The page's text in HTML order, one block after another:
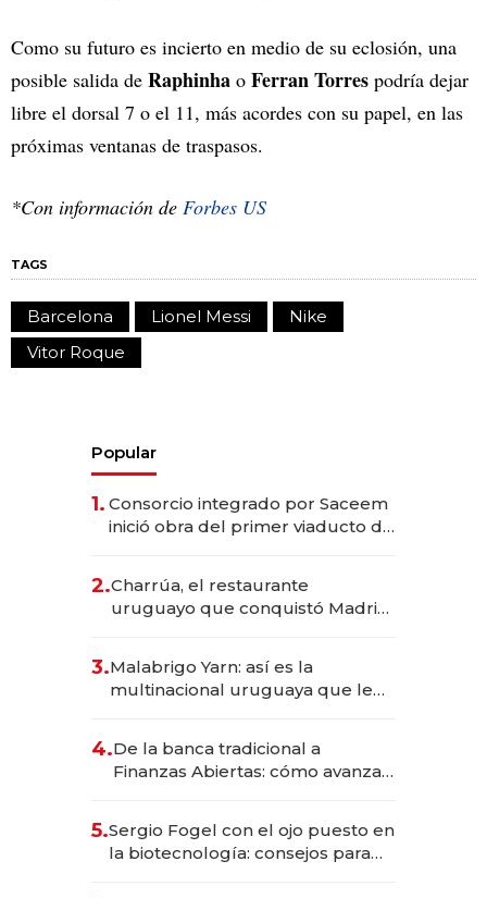
Como su futuro es incierto en medio de su eclosión, una
posible salida de Raphinha o Ferran Torres podría dejar
libre el dorsal 7 o el 11, más acordes con su papel, en las
próximas ventanas de traspasos.
*Con información de Forbes US
TAGS
Barcelona Lionel Messi
Nike
Vitor Roque
Popular
1. Consorcio integrado por Saceem
inició obra del primer viaducto de
millones
2.Charrúa, el restaurante
uruguayo que conquistó Madrid:
anticipación y prepara apertura
3.Malabrigo Yarn: así es la
multinacional uruguaya que le
4.De la banca tradicional a
Finanzas Abiertas: cómo avanza
5.Sergio Fogel con el ojo puesto en
la biotecnología: consejos para